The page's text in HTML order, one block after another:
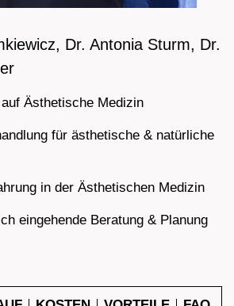
Dr. Antonia Sturm, Dr.
Ästhetische Medizin
für ästhetische & natürliche
in der Ästhetischen Medizin
eingehende Beratung & Planung